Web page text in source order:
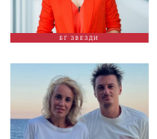
БГ ЗВЕЗДИ